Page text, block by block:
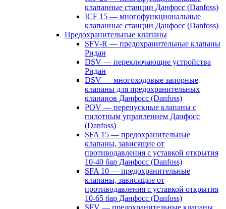
клапанные станции Данфосс (Danfoss)
ICF 15 — многофункциональные
клапанные станции Данфосс (Danfoss)
Предохранительные клапаны
SFV-R — предохранительные клапаны
Ридан
DSV — переключающие устройства
Ридан
DSV — многоходовые запорные
клапаны для предохранительных
клапанов Данфосс (Danfoss)
POV — перепускные клапаны с
пилотным управлением Данфосс
(Danfoss)
SFA 15 — предохранительные
клапаны, зависящие от
противодавления с уставкой открытия
10-40 бар Данфосс (Danfoss)
SFA 10 — предохранительные
клапаны, зависящие от
противодавления с уставкой открытия
10-65 бар Данфосс (Danfoss)
SFV — предохранительные клапаны,